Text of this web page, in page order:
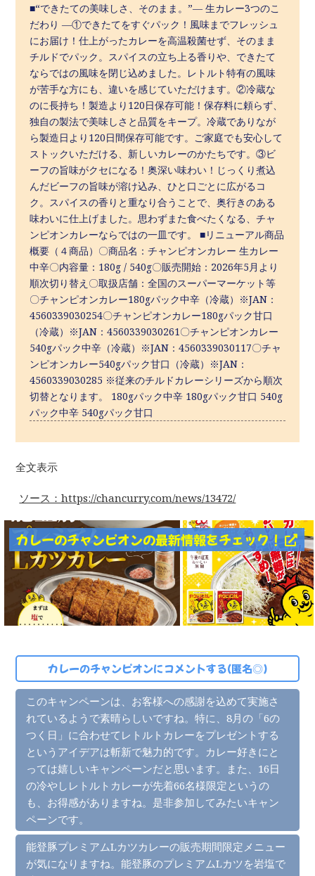
■“できたての美味しさ、そのまま。”― 生カレー3つのこ
だわり ―①できたてをすぐパック！風味までフレッシュ
にお届け！仕上がったカレーを高温殺菌せず、そのまま
チルドでパック。スパイスの立ち上る香りや、できたて
ならではの風味を閉じ込めました。レトルト特有の風味
が苦手な方にも、違いを感じていただけます。②冷蔵な
のに長持ち！製造より120日保存可能！保存料に頼らず、
独自の製法で美味しさと品質をキープ。冷蔵でありなが
ら製造日より120日間保存可能です。ご家庭でも安心して
ストックいただける、新しいカレーのかたちです。③ビ
ーフの旨味がクセになる！奥深い味わい！じっくり煮込
んだビーフの旨味が溶け込み、ひと口ごとに広がるコ
ク。スパイスの香りと重なり合うことで、奥行きのある
味わいに仕上げました。思わずまた食べたくなる、チャ
ンピオンカレーならではの一皿です。 ■リニューアル商品
概要（４商品）〇商品名：チャンピオンカレー 生カレー
中辛〇内容量：180g / 540g〇販売開始：2026年5月より
順次切り替え〇取扱店舗：全国のスーパーマーケット等
〇チャンピオンカレー180gパック中辛（冷蔵）※JAN：
4560339030254〇チャンピオンカレー180gパック甘口
（冷蔵）※JAN：4560339030261〇チャンピオンカレー
540gパック中辛（冷蔵）※JAN：4560339030117〇チャ
ンピオンカレー540gパック甘口（冷蔵）※JAN：
4560339030285 ※従来のチルドカレーシリーズから順次
切替となります。 180gパック中辛 180gパック甘口 540g
パック中辛 540gパック甘口
全文表示
ソース：https://chancurry.com/news/13472/
カレーのチャンピオンの最新情報をチェック！
カレーのチャンピオンにコメントする(匿名◎)
このキャンペーンは、お客様への感謝を込めて実施さ
れているようで素晴らしいですね。特に、8月の「6の
つく日」に合わせてレトルトカレーをプレゼントする
というアイデアは斬新で魅力的です。カレー好きにと
っては嬉しいキャンペーンだと思います。また、16日
の冷やしレトルトカレーが先着66名様限定というの
も、お得感がありますね。是非参加してみたいキャン
ペーンです。
能登豚プレミアムLカツカレーの販売期間限定メニュー
が気になりますね。能登豚のプレミアムLカツを岩塩で